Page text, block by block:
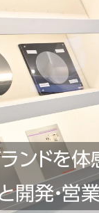
ンドを体
発・営